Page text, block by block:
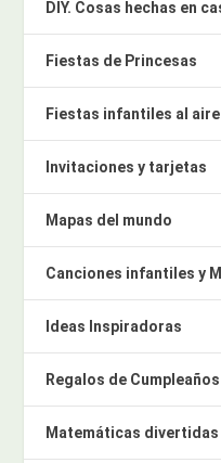
DIY. Cosas hechas en
Fiestas de Princesas
Fiestas infantiles al
Invitaciones y tarjetas
Mapas del mundo
Canciones infantiles y
Ideas Inspiradoras
Regalos de Cumpleaños
Matemáticas divertidas